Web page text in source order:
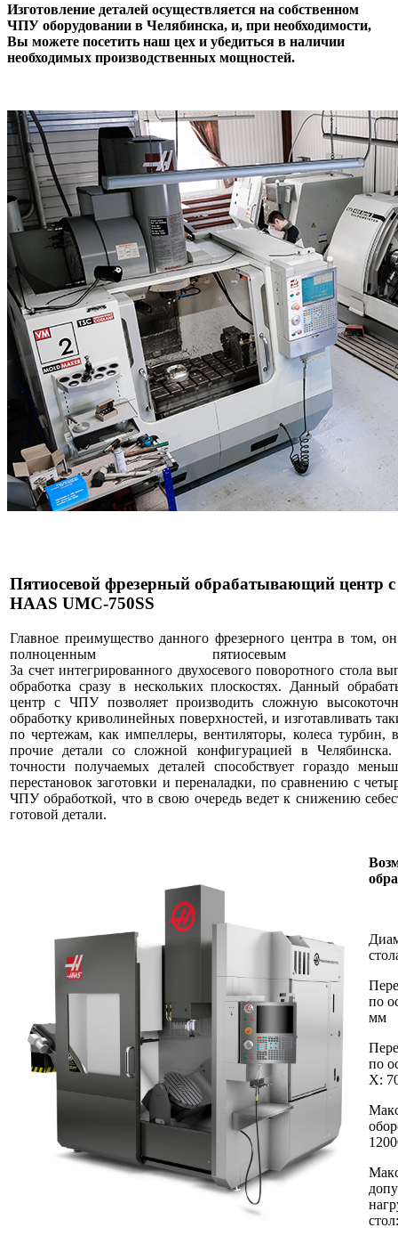
Изготовление деталей осуществляется на собственном
ЧПУ оборудовании в Челябинска, и, при необходимости,
Вы можете посетить наш цех и убедиться в наличии
необходимых производственных мощностей.
Пятиосевой фрезерный обрабатывающий центр
HAAS UMC-750SS
Главное преимущество данного фрезерного центра в том, он
полноценным пятиосевым
За счет интегрированного двухосевого поворотного стола
обработка сразу в нескольких плоскостях. Данный
центр с ЧПУ позволяет производить сложную
обработку криволинейных поверхностей, и изготавливать
по чертежам, как импеллеры, вентиляторы, колеса
прочие детали со сложной конфигурацией в
точности получаемых деталей способствует гораздо
перестановок заготовки и переналадки, по сравнению с
ЧПУ обработкой, что в свою очередь ведет к снижению
готовой детали.
по
мм
по
X: